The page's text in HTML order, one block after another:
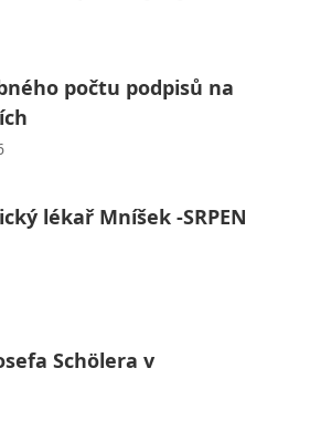
počtu podpisů na
lékař Mníšek -SRPEN
Schölera v